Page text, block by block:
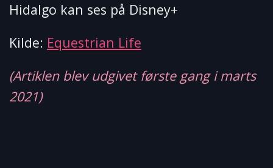
Hidalgo kan ses på Disney+
Kilde: Equestrian Life
(Artiklen blev udgivet første gang i marts
2021)